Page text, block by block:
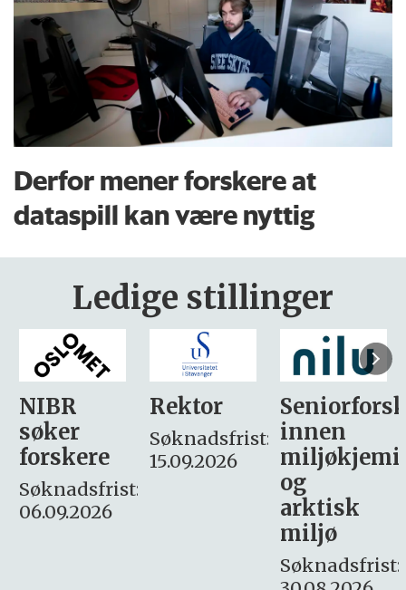
Derfor mener forskere at
dataspill kan være nyttig
Ledige stillinger
Rektor
Søknadsfrist:
15.09.2026
Seniorforsker
innen
miljøkjemi
søker
– fast
Søknadsfrist:
16. august.